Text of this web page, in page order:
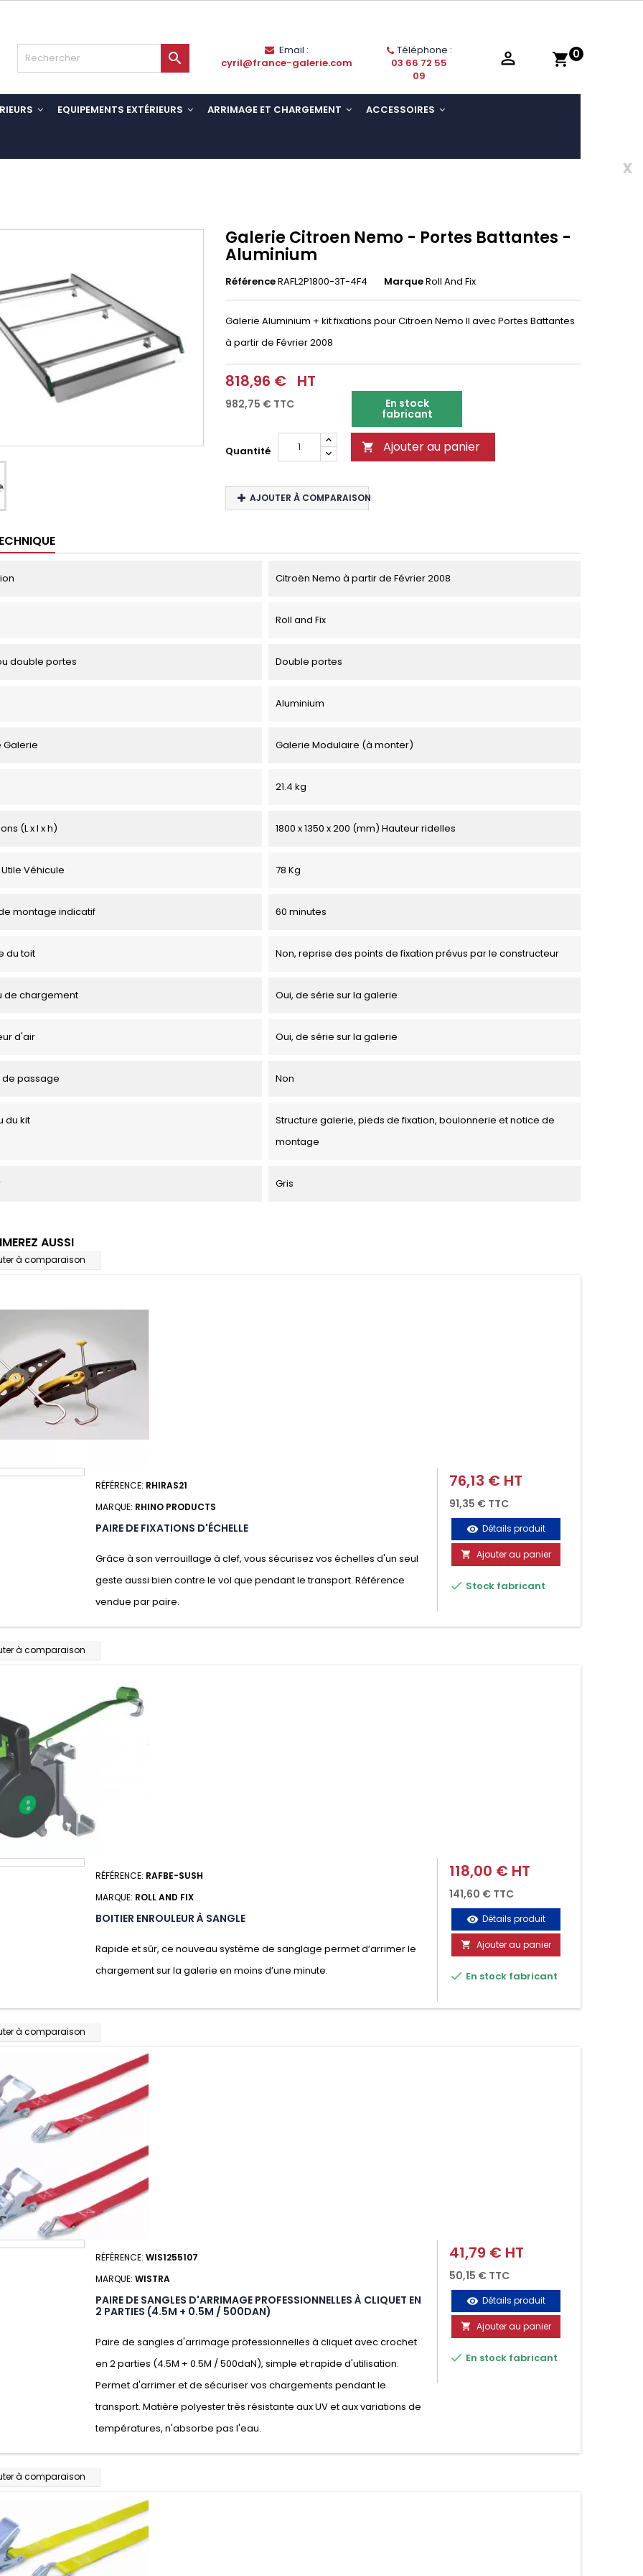
shopping_cart 0

Email :
cyril@france-galerie.com
Téléphone :
03 66 72 55
09

EQUIPEMENTS EXTÉRIEURS ARRIMAGE ET CHARGEMENT ACCESSOIRES
x
Galerie Citroen Nemo - Portes Battantes -
Aluminium
RéférenceRAFL2P1800-3T-4F4 MarqueRoll And Fix
Galerie Aluminium + kit fixations pour Citroen Nemo II avec Portes Battantes
à partirde Février 2008
818,96 € HT
982,75 € TTC En stock
fabricant
Quantité  Ajouter au panier
AJOUTER À COMPARAISON
Citroën Nemo à partir de Février 2008
Roll and Fix
double portes Double portes
Aluminium
Galerie Galerie Modulaire (à monter)
21.4 kg
(L x l x h) 1800 x 1350 x 200 (mm) Hauteur ridelles
Véhicule 78 Kg
montage indicatif 60 minutes
du toit Non, reprise des points de fixation prévus par le constructeur
de chargement Oui, de série sur la galerie
d'air Oui, de série sur la galerie
de passage Non
du kit
Structure galerie, pieds de fixation, boulonnerie et notice de
montage
Gris
AUSSI
à comparaison
RÉFÉRENCE: RHIRAS21
MARQUE: RHINO PRODUCTS
PAIRE DE FIXATIONS D'ÉCHELLE
Grâce à son verrouillage à clef, vous sécurisez vos échelles d'un seul
geste aussi bien contre le vol que pendant le transport. Référence
vendue par paire.
Prix
76,13 € HT
91,35 € TTC
visibility Détails produit
 Ajouter au panier
 Stock fabricant
à comparaison
RÉFÉRENCE: RAFBE-SUSH
MARQUE: ROLL AND FIX
BOITIER ENROULEUR À SANGLE
Rapide et sûr, ce nouveau système de sanglage permet d’arrimer le
chargement sur la galerie en moins d’une minute.
Prix
118,00 € HT
141,60 € TTC
visibility Détails produit
 Ajouter au panier
 En stock fabricant
à comparaison
RÉFÉRENCE:WIS1255107
MARQUE:WISTRA
PAIRE DE SANGLES D'ARRIMAGE PROFESSIONNELLES À CLIQUET EN
2 PARTIES (4.5M + 0.5M / 500DAN)
Paire de sangles d'arrimage professionnelles à cliquet avec crochet
en 2 parties (4.5M + 0.5M / 500daN), simple et rapide d'utilisation.
Permet d'arrimer et de sécuriser vos chargements pendant le
transport. Matière polyester très résistante aux UV et aux variations de
températures, n'absorbe pas l'eau.
Prix
41,79 € HT
50,15 € TTC
visibility Détails produit
 Ajouter au panier
 En stock fabricant
à comparaison